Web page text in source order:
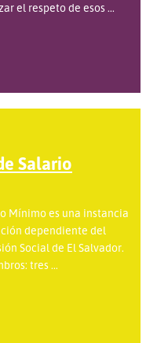
el respeto de esos ...
Salario
Mínimo es una instancia
dependiente del
Social de El Salvador.
tres ...